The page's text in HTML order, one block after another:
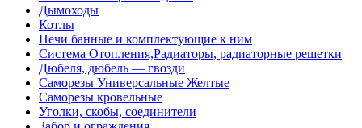
Дымоходы
Котлы
Печи банные и комплектующие к ним
Система Отопления,Радиаторы, радиаторные решетки
Дюбеля, дюбель — гвозди
Саморезы Универсальные Желтые
Саморезы кровельные
Уголки, скобы, соединители